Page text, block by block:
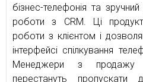
бізнес-телефонія та
роботи з CRM. Ці
роботи з клієнтом і
інтерфейсі спілкування
Менеджери з продажу
перестануть пропускати